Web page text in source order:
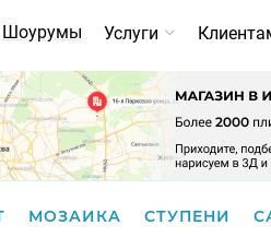
Шоурумы Услуги
МОЗАИКА СТУПЕНИ